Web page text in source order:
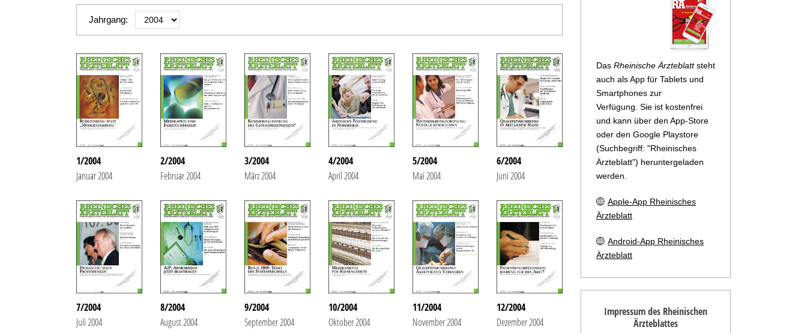
Jahrgang:
1/2004
Januar 2004
2/2004
Februar 2004
3/2004
März 2004
4/2004
April 2004
5/2004
Mai 2004
6/2004
Juni 2004
7/2004
Juli 2004
8/2004
August 2004
9/2004
September 2004
10/2004
Oktober 2004
11/2004
November 2004
12/2004
Dezember 2004
Das Rheinische Ärzteblattsteht
auch als App für Tablets und
Smartphones zur
Verfügung. Sie ist kostenfrei
und kann über den App-Store
oder den Google Playstore
(Suchbegriff: "Rheinisches
Ärzteblatt") heruntergeladen
werden.
Apple-App Rheinisches
Ärzteblatt
Android-App Rheinisches
Ärzteblatt
Impressum des Rheinischen
Ärzteblattes